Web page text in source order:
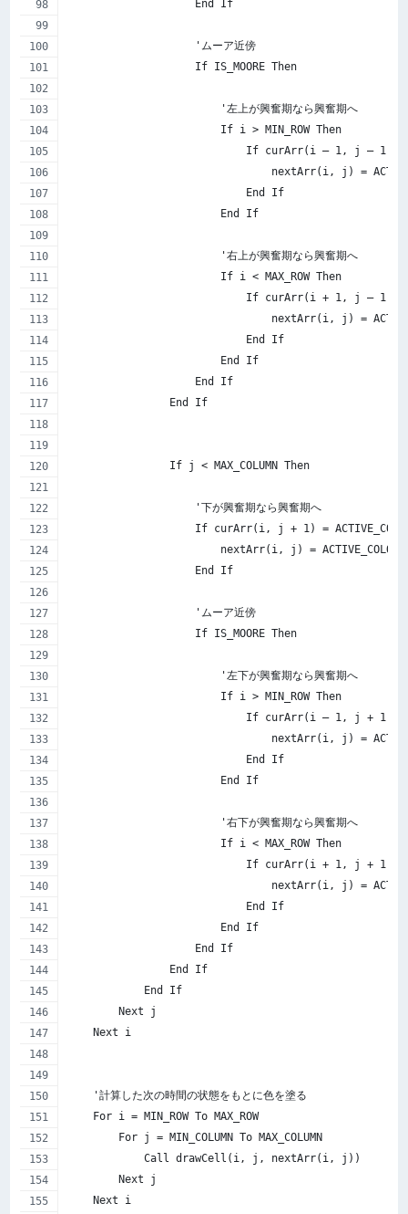
                    End If
                    'ムーア近傍
                    If IS_MOORE Then
                        '左上が興奮期なら興奮期へ
                        If i > MIN_ROW Then
If curArr(i – 1, j – 1)
nextArr(i, j) =
                            End If
                        End If
                        '右上が興奮期なら興奮期へ
                        If i < MAX_ROW Then
If curArr(i + 1, j – 1)
nextArr(i, j) =
                            End If
                        End If
                    End If
                End If
                If j < MAX_COLUMN Then
                    '下が興奮期なら興奮期へ
If curArr(i, j + 1) =
                        nextArr(i, j) = ACTIVE_COLOR
                    End If
                    'ムーア近傍
                    If IS_MOORE Then
                        '左下が興奮期なら興奮期へ
                        If i > MIN_ROW Then
If curArr(i – 1, j + 1)
nextArr(i, j) =
                            End If
                        End If
                        '右下が興奮期なら興奮期へ
                        If i < MAX_ROW Then
If curArr(i + 1, j + 1)
nextArr(i, j) =
                            End If
                        End If
                    End If
                End If
            End If
        Next j
    Next i
    '計算した次の時間の状態をもとに色を塗る
    For i = MIN_ROW To MAX_ROW
        For j = MIN_COLUMN To MAX_COLUMN
            Call drawCell(i, j, nextArr(i, j))
        Next j
    Next i